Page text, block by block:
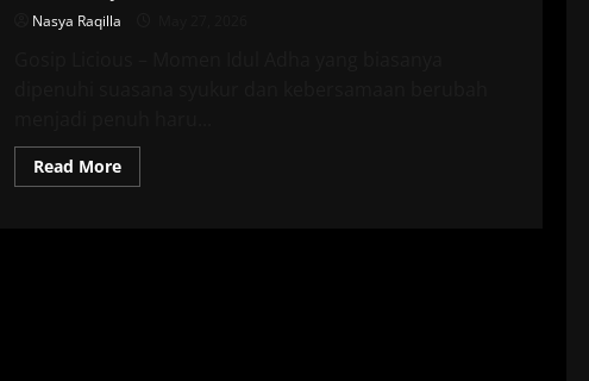
Nasya Raqilla
Read MoreRead
more